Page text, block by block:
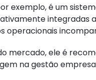
exemplo, é um
integradas
operacionais
mercado, ele é
na gestão